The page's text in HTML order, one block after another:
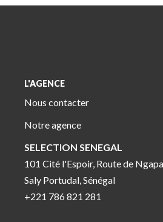
L'AGENCE
Nous contacter
Notre agence
SELECTION SENEGAL
101 Cité l'Espoir, Route de
Saly Portudal, Sénégal
+221 786 821 281